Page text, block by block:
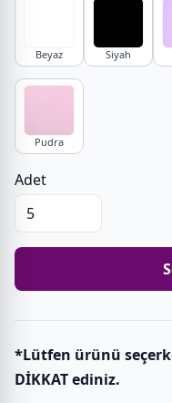
Beyaz Siyah
Pudra
Adet
*Lütfen ürünü
DİKKAT ediniz.